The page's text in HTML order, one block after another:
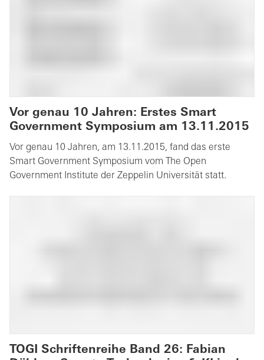
Vor genau 10 Jahren: Erstes Smart
Government Symposium am 13.11.2015
Vor genau 10 Jahren, am 13.11.2015, fand das erste
Smart Government Symposium vom The Open
Government Institute der Zeppelin Universität statt.
TOGI Schriftenreihe Band 26: Fabian